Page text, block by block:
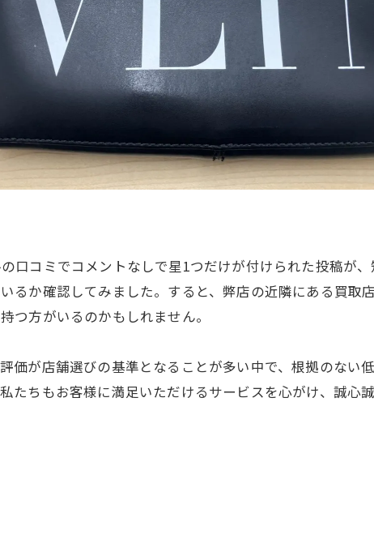
口コミでコメントなしで星1つだけが付けられた投稿が
るか確認してみました。すると、弊店の近隣にある買取
つ方がいるのかもしれません。
価が店舗選びの基準となることが多い中で、根拠のない
たちもお客様に満足いただけるサービスを心がけ、誠心